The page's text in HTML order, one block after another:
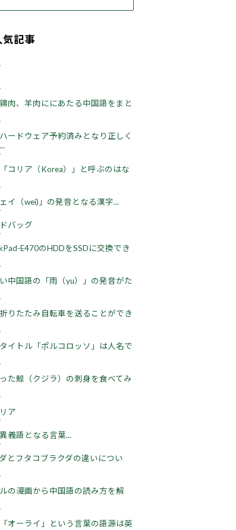
気記事
肉、羊肉ににあたる中国語をまと
ードウェア予約済みとなり正しく
コリア（Korea）」と呼ぶのはな
イ（wei)」の発音となる漢字...
バッグ
E470のHDDをSSDに交換でき
中国語の「雨（yu）」の発音がた
りたたみ自転車を送ることができ
イトル「ポルコロッソ」は人名で
た鯨（クジラ）の刺身を食べてみ
ア
義語となる言葉...
とフタコブラクダの違いについ
の漫画から中国語の読み方を解
「オーライ」という言葉の語源は英